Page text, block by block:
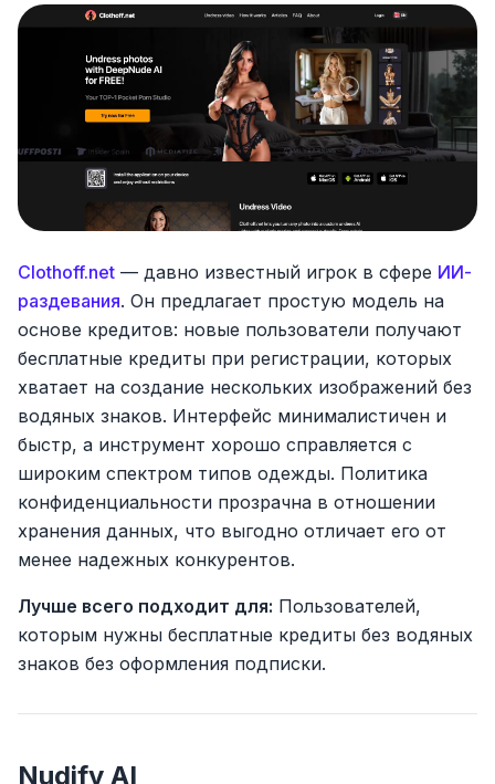
Clothoff.net — давно известный игрок в сфере ИИ-
раздевания. Он предлагает простую модель на
основе кредитов: новые пользователи получают
бесплатные кредиты при регистрации, которых
хватает на создание нескольких изображений без
водяных знаков. Интерфейс минималистичен и
быстр, а инструмент хорошо справляется с
широким спектром типов одежды. Политика
конфиденциальности прозрачна в отношении
хранения данных, что выгодно отличает его от
менее надежных конкурентов.
Лучше всего подходит для: Пользователей,
которым нужны бесплатные кредиты без водяных
знаков без оформления подписки.
Nudify AI